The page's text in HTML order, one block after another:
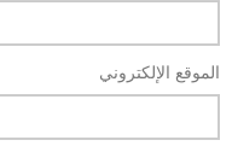
الموقع الإلكتروني